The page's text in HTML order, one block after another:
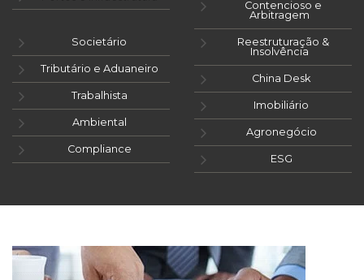
Contencioso e
Arbitragem
Societário
Tributário e Aduaneiro
Trabalhista
Ambiental
Compliance
Reestruturação &
Insolvência
China Desk
Imobiliário
Agronegócio
ESG